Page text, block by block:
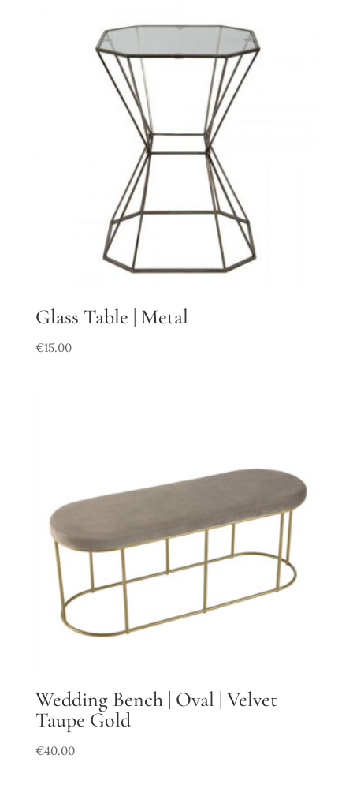
Glass Table | Metal
€15.00
Wedding Bench | Oval | Velvet
Taupe Gold
€40.00